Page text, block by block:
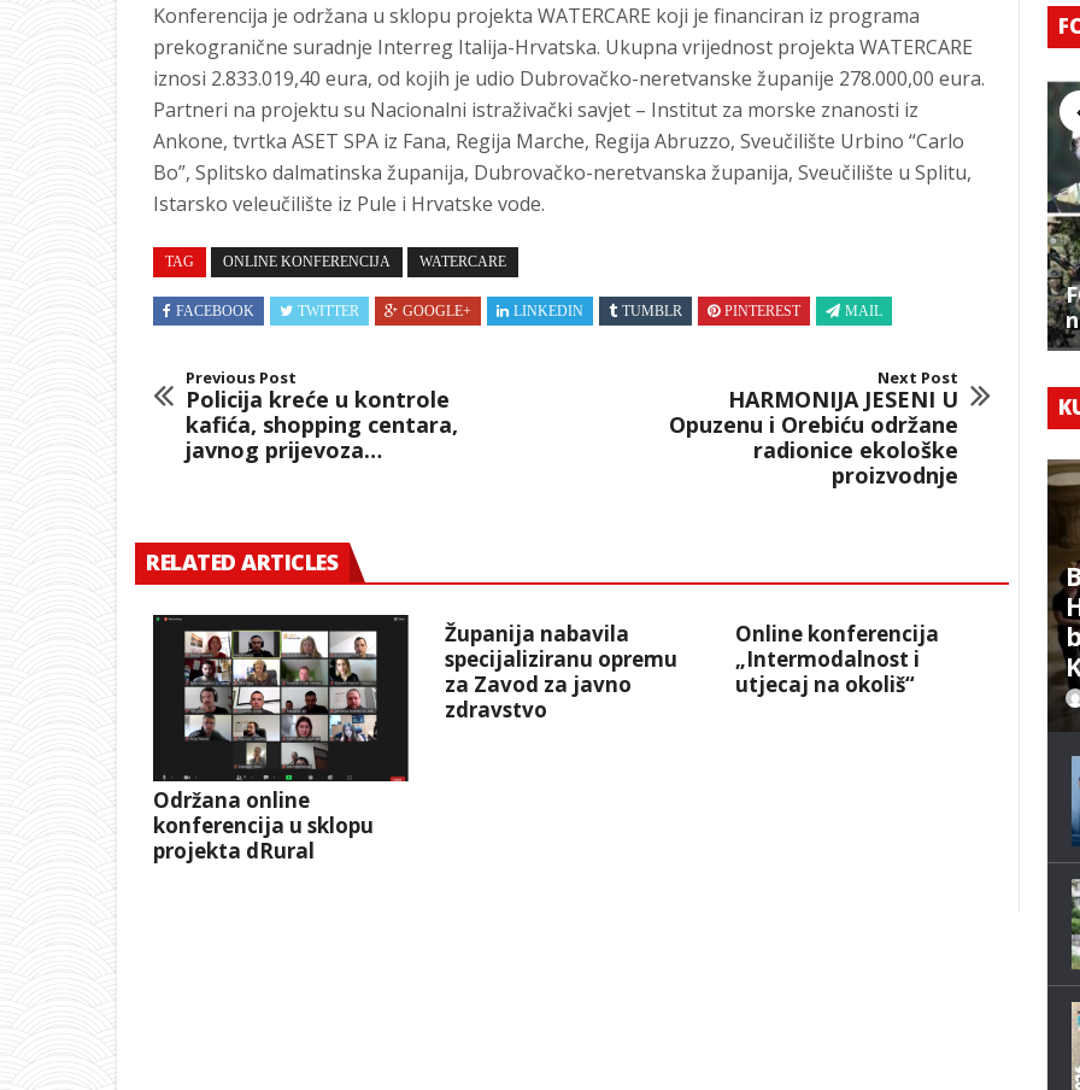
Konferencija je održana u sklopu projekta WATERCARE koji je financiran iz programa
prekogranične suradnje Interreg Italija-Hrvatska. Ukupna vrijednost projekta WATERCARE
iznosi 2.833.019,40 eura, od kojih je udio Dubrovačko-neretvanske županije 278.000,00 eura.
Partneri na projektu su Nacionalni istraživački savjet – Institut za morske znanosti iz
Ankone, tvrtka ASET SPA iz Fana, Regija Marche, Regija Abruzzo, Sveučilište Urbino “Carlo
Bo”, Splitsko dalmatinska županija, Dubrovačko-neretvanska županija, Sveučilište u Splitu,
Istarsko veleučilište iz Pule i Hrvatske vode.
TAG ONLINE KONFERENCIJA WATERCARE
FACEBOOK TWITTER GOOGLE+ LINKEDIN TUMBLR PINTEREST MAIL
Previous Post
Policija kreće u kontrole
kafića, shopping centara,
javnog prijevoza…
Next Post
HARMONIJA JESENI U
Opuzenu i Orebiću održane
radionice ekološke
proizvodnje
RELATED ARTICLES
Održana online
konferencija u sklopu
projekta dRural
Županija nabavila
specijaliziranu opremu
za Zavod za javno
zdravstvo
Online konferencija
„Intermodalnost i
utjecaj na okoliš“